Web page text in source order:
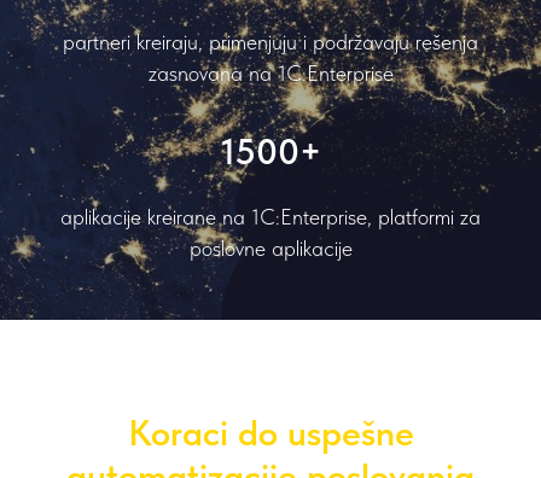
partneri kreiraju, primenjuju i podržavaju rešenja
zasnovana na 1C:Enterprise
1500+
aplikacije kreirane na 1C:Enterprise, platformi za
poslovne aplikacije
Koraci do uspešne